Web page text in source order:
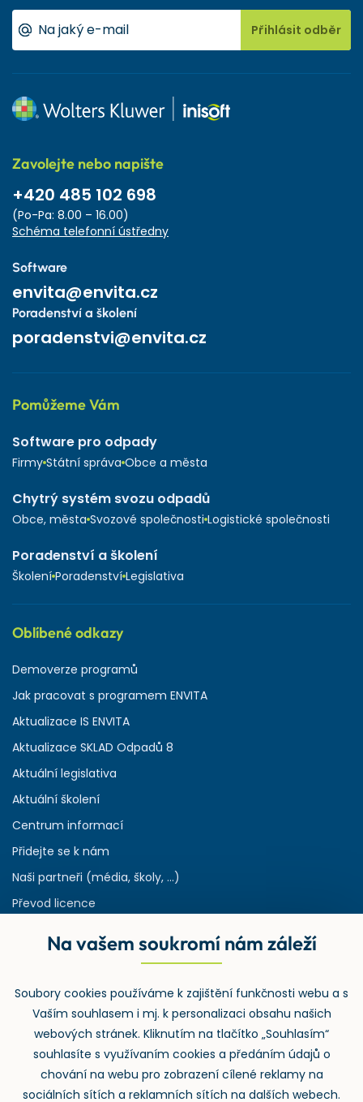
Přihlásit odběr
Zavolejte nebo napište
+420 485 102 698
(Po-Pa: 8.00 – 16.00)
Schéma telefonní ústředny
Software
envita@envita.cz
Poradenství a školení
poradenstvi@envita.cz
Pomůžeme Vám
Software pro odpady
Firmy Státní správa Obce a města
Chytrý systém svozu odpadů
Obce, města Svozové společnosti Logistické společnosti
Poradenství a školení
Školení Poradenství Legislativa
Oblíbené odkazy
Demoverze programů
Jak pracovat s programem ENVITA
Aktualizace IS ENVITA
Aktualizace SKLAD Odpadů 8
Aktuální legislativa
Aktuální školení
Centrum informací
Přidejte se k nám
Naši partneři (média, školy, ...)
Převod licence
Rejstřík používaných zkratek v odpadech
Zpětný odběr
Na vašem soukromí nám záleží
Soubory cookies používáme k zajištění funkčnosti webu a s
Vaším souhlasem i mj. k personalizaci obsahu našich
webových stránek. Kliknutím na tlačítko „Souhlasím“
souhlasíte s využívaním cookies a předáním údajů o
chování na webu pro zobrazení cílené reklamy na
sociálních sítích a reklamních sítích na dalších webech.